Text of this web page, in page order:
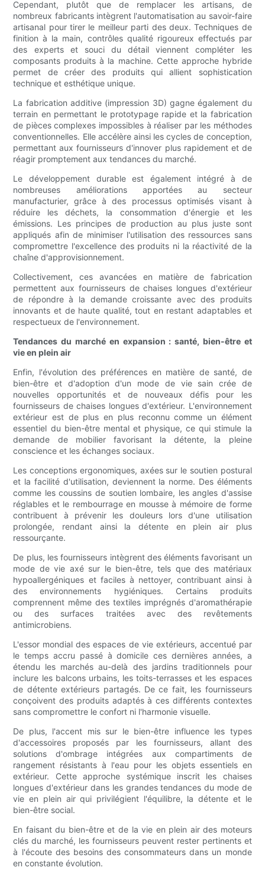
Cependant, plutôt que de remplacer les artisans, de
nombreux fabricants intègrent l'automatisation au savoir-faire
artisanal pour tirer le meilleur parti des deux. Techniques de
finition à la main, contrôles qualité rigoureux effectués par
des experts et souci du détail viennent compléter les
composants produits à la machine. Cette approche hybride
permet de créer des produits qui allient sophistication
technique et esthétique unique.
La fabrication additive (impression 3D) gagne également du
terrain en permettant le prototypage rapide et la fabrication
de pièces complexes impossibles à réaliser par les méthodes
conventionnelles. Elle accélère ainsi les cycles de conception,
permettant aux fournisseurs d'innover plus rapidement et de
réagir promptement aux tendances du marché.
Le développement durable est également intégré à de
nombreuses améliorations apportées au secteur
manufacturier, grâce à des processus optimisés visant à
réduire les déchets, la consommation d'énergie et les
émissions. Les principes de production au plus juste sont
appliqués afin de minimiser l'utilisation des ressources sans
compromettre l'excellence des produits ni la réactivité de la
chaîne d'approvisionnement.
Collectivement, ces avancées en matière de fabrication
permettent aux fournisseurs de chaises longues d'extérieur
de répondre à la demande croissante avec des produits
innovants et de haute qualité, tout en restant adaptables et
respectueux de l'environnement.
Tendances du marché en expansion : santé, bien-être et
vie en plein air
Enfin, l'évolution des préférences en matière de santé, de
bien-être et d'adoption d'un mode de vie sain crée de
nouvelles opportunités et de nouveaux défis pour les
fournisseurs de chaises longues d'extérieur. L'environnement
extérieur est de plus en plus reconnu comme un élément
essentiel du bien-être mental et physique, ce qui stimule la
demande de mobilier favorisant la détente, la pleine
conscience et les échanges sociaux.
Les conceptions ergonomiques, axées sur le soutien postural
et la facilité d'utilisation, deviennent la norme. Des éléments
comme les coussins de soutien lombaire, les angles d'assise
réglables et le rembourrage en mousse à mémoire de forme
contribuent à prévenir les douleurs lors d'une utilisation
prolongée, rendant ainsi la détente en plein air plus
ressourçante.
De plus, les fournisseurs intègrent des éléments favorisant un
mode de vie axé sur le bien-être, tels que des matériaux
hypoallergéniques et faciles à nettoyer, contribuant ainsi à
des environnements hygiéniques. Certains produits
comprennent même des textiles imprégnés d'aromathérapie
ou des surfaces traitées avec des revêtements
antimicrobiens.
L'essor mondial des espaces de vie extérieurs, accentué par
le temps accru passé à domicile ces dernières années, a
étendu les marchés au-delà des jardins traditionnels pour
inclure les balcons urbains, les toits-terrasses et les espaces
de détente extérieurs partagés. De ce fait, les fournisseurs
conçoivent des produits adaptés à ces différents contextes
sans compromettre le confort ni l'harmonie visuelle.
De plus, l'accent mis sur le bien-être influence les types
d'accessoires proposés par les fournisseurs, allant des
solutions d'ombrage intégrées aux compartiments de
rangement résistants à l'eau pour les objets essentiels en
extérieur. Cette approche systémique inscrit les chaises
longues d'extérieur dans les grandes tendances du mode de
vie en plein air qui privilégient l'équilibre, la détente et le
bien-être social.
En faisant du bien-être et de la vie en plein air des moteurs
clés du marché, les fournisseurs peuvent rester pertinents et
à l'écoute des besoins des consommateurs dans un monde
en constante évolution.